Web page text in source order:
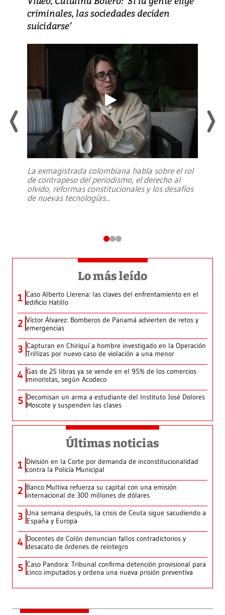
criminales, las sociedades deciden
suicidarse’
La exmagistrada colombiana habla sobre el rol
de contrapeso del periodismo, el derecho al
olvido, reformas constitucionales y los desafíos
de nuevas tecnologías...
Lo más leído
1 Caso Alberto Llerena: las claves del enfrentamiento en el
edificio Hatillo
2 Víctor Álvarez: Bomberos de Panamá advierten de retos y
emergencias
3 Capturan en Chiriquí a hombre investigado en la Operación
Trillizas por nuevo caso de violación a una menor
4 Gas de 25 libras ya se vende en el 95% de los comercios
minoristas, según Acodeco
5 Decomisan un arma a estudiante del Instituto José Dolores
Moscote y suspenden las clases
Últimas noticias
1 División en la Corte por demanda de inconstitucionalidad
contra la Policía Municipal
2 Banco Multiva refuerza su capital con una emisión
internacional de 300 millones de dólares
3 Una semana después, la crisis de Ceuta sigue sacudiendo a
España y Europa
4 Docentes de Colón denuncian fallos contradictorios y
desacato de órdenes de reintegro
5 Caso Pandora: Tribunal confirma detención provisional para
cinco imputados y ordena una nueva prisión preventiva